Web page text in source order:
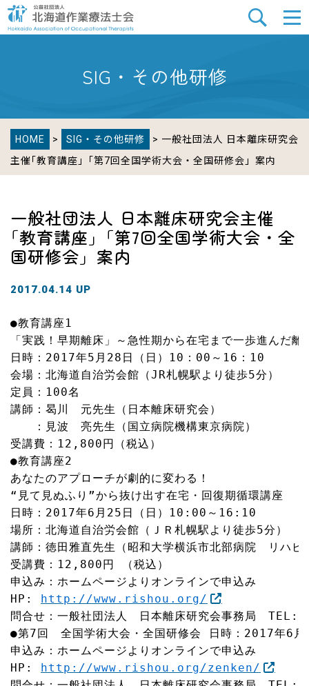
SIG・その他研修
HOME > SIG・その他研修
> 一般社団法人 日本離床研究会
主催｢教育講座」｢第7回全国学術大会・全国研修会」案内
一般社団法人 日本離床研究会主催
｢教育講座」｢第7回全国学術大会・全
国研修会」案内
2017.04.14 UP
●教育講座1
「実践！早期離床」～急性期から在宅まで一歩進んだ
日時：2017年5月28日（日）10：00～16：10
会場：北海道自治労会館（JR札幌駅より徒歩5分）
定員：100名
講師：曷川　元先生（日本離床研究会）
：見波　亮先生（国立病院機構東京病院）
受講費：12,800円（税込）
●教育講座2
あなたのアプローチが劇的に変わる！
“見て見ぬふり”から抜け出す在宅・回復期循環講座
日時：2017年6月25日（日）10:00～16:10
場所：北海道自治労会館（ＪＲ札幌駅より徒歩5分）
講師：徳田雅直先生（昭和大学横浜市北部病院　リハビ
受講費：12,800円 （税込）
申込み：ホームページよりオンラインで申込み
HP:
http://www.rishou.org/
問合せ：一般社団法人　日本離床研究会事務局　
●第7回　全国学術大会・全国研修会 日時：2017年6
申込み：ホームページよりオンラインで申込み
HP:
http://www.rishou.org/zenken/